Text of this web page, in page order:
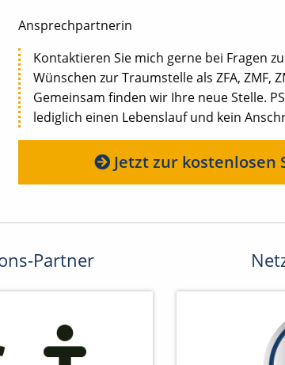
Ansprechpartnerin
Kontaktieren Sie mich gerne bei Fragen
Wünschen zur Traumstelle als ZFA, ZMF,
Gemeinsam finden wir Ihre neue Stelle.
lediglich einen Lebenslauf und kein
Jetzt zur kostenlosen
Partner